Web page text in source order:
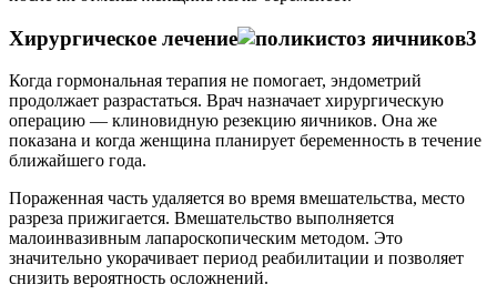
Хирургическое лечение
Когда гормональная терапия не помогает, эндометрий
продолжает разрастаться. Врач назначает хирургическую
операцию — клиновидную резекцию яичников. Она же
показана и когда женщина планирует беременность в течение
ближайшего года.
Пораженная часть удаляется во время вмешательства, место
разреза прижигается. Вмешательство выполняется
малоинвазивным лапароскопическим методом. Это
значительно укорачивает период реабилитации и позволяет
снизить вероятность осложнений.